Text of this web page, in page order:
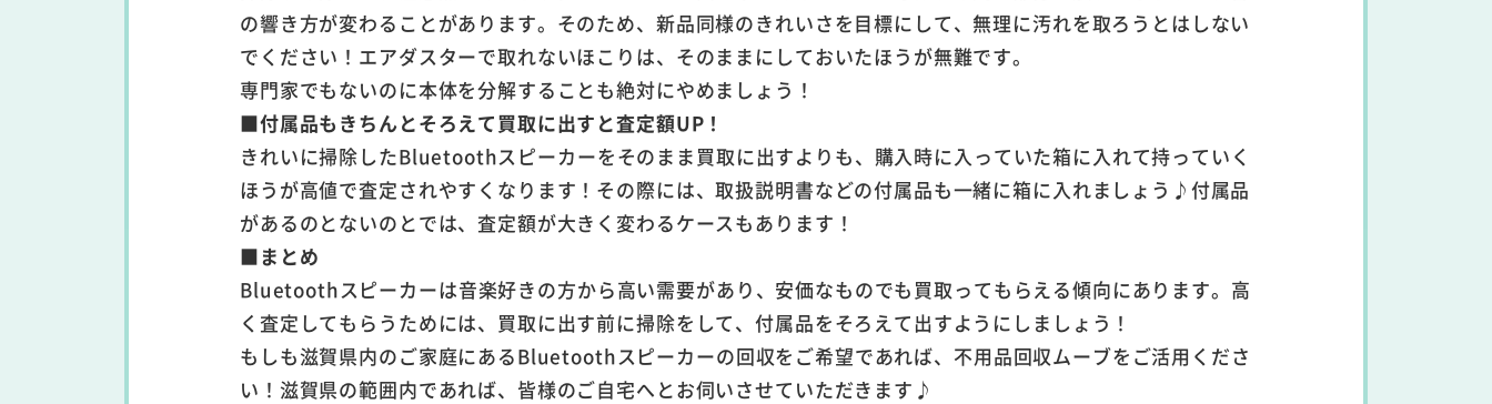
の響き方が変わることがあります。そのため、新品同様のきれいさを目標にして、無理に汚れを取ろうとはしない
でください！エアダスターで取れないほこりは、そのままにしておいたほうが無難です。
専門家でもないのに本体を分解することも絶対にやめましょう！
■付属品もきちんとそろえて買取に出すと査定額UP！
きれいに掃除したBluetoothスピーカーをそのまま買取に出すよりも、購入時に入っていた箱に入れて持っていく
ほうが高値で査定されやすくなります！その際には、取扱説明書などの付属品も一緒に箱に入れましょう♪付属品
があるのとないのとでは、査定額が大きく変わるケースもあります！
■まとめ
Bluetoothスピーカーは音楽好きの方から高い需要があり、安価なものでも買取ってもらえる傾向にあります。高
く査定してもらうためには、買取に出す前に掃除をして、付属品をそろえて出すようにしましょう！
もしも滋賀県内のご家庭にあるBluetoothスピーカーの回収をご希望であれば、不用品回収ムーブをご活用くださ
い！滋賀県の範囲内であれば、皆様のご自宅へとお伺いさせていただきます♪